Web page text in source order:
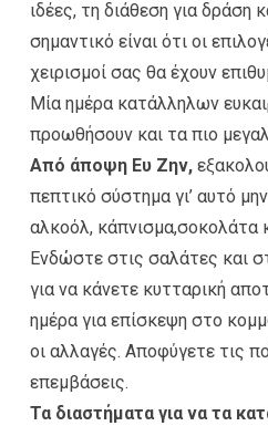
ιδέες, τη διάθεση για δράση
σημαντικό είναι ότι οι
χειρισμοί σας θα έχουν
Μία ημέρα κατάλληλων
προωθήσουν και τα πιο
Από άποψη Ευ Ζην,
πεπτικό σύστημα γι’ αυτό
αλκοόλ, κάπνισμα,σοκολάτα
Ενδώστε στις σαλάτες και
για να κάνετε κυτταρική
ημέρα για επίσκεψη στο
οι αλλαγές. Αποφύγετε τις
επεμβάσεις.
Τα διαστήματα για να τα